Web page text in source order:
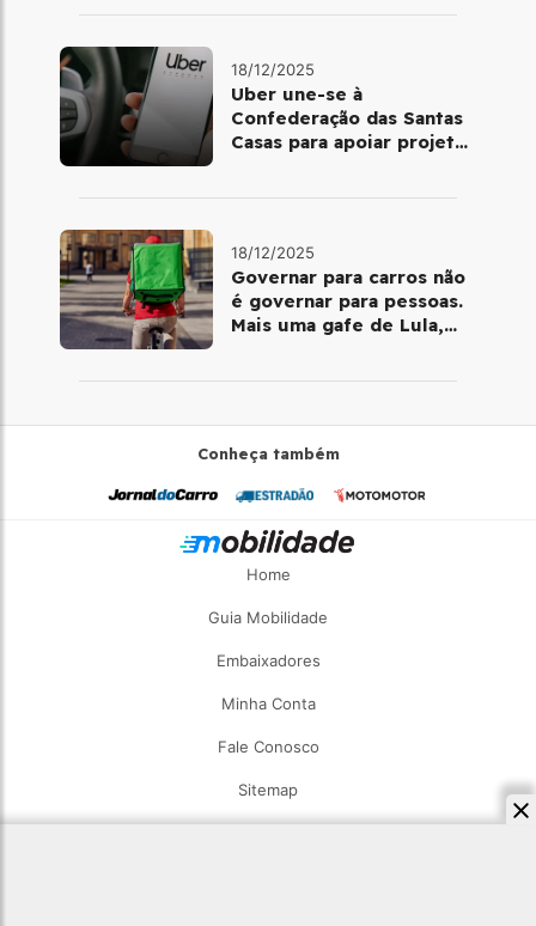
18/12/2025
Uber une-se à
Confederação das Santas
Casas para apoiar projetos
18/12/2025
Governar para carros não
é governar para pessoas.
Mais uma gafe de Lula,
Conheça também
Home
Guia Mobilidade
Embaixadores
Minha Conta
Fale Conosco
Sitemap